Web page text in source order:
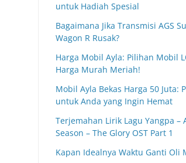
untuk Hadiah Spesial
Bagaimana Jika Transmisi AGS
Wagon R Rusak?
Harga Mobil Ayla: Pilihan Mobil
Harga Murah Meriah!
Mobil Ayla Bekas Harga 50 Juta:
untuk Anda yang Ingin Hemat
Terjemahan Lirik Lagu Yangpa –
Season – The Glory OST Part 1
Kapan Idealnya Waktu Ganti Oli